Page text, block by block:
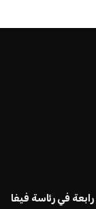
رابعة في رئاسة فيفا